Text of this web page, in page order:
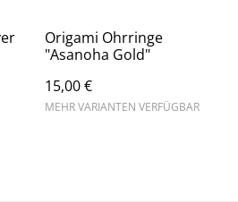
Origami Ohrringe
"Asanoha Gold"
15,00 €
MEHR VARIANTEN VERFÜGBAR